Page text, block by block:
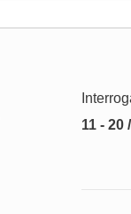
11 - 20